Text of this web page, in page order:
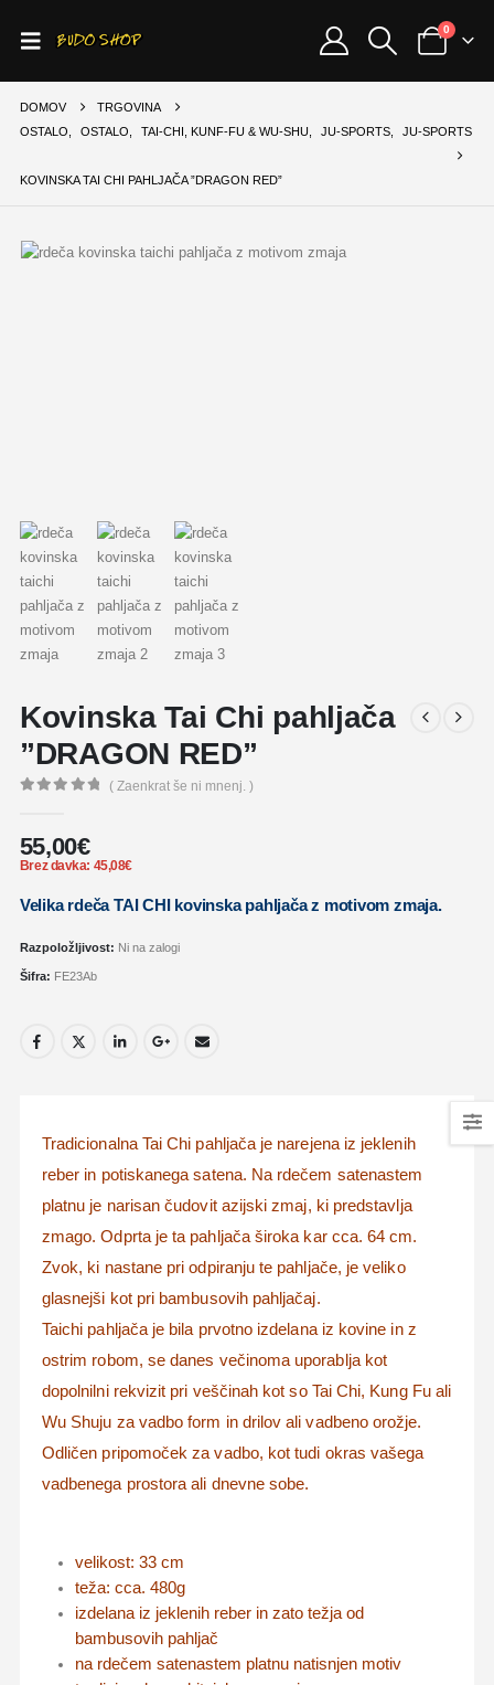
0
DOMOV
TRGOVINA
OSTALO
OSTALO TAI-CHI, KUNF-FU & WU-SHU JU-SPORTS, JU-SPORTS
KOVINSKA TAI CHI PAHLJAČA ”DRAGON RED”
Kovinska Tai Chi pahljača
”DRAGON RED”
( Zaenkrat še ni mnenj. )
55,00€
Brez davka: 45,08€
Velika rdeča TAI CHI kovinska pahljača z motivom zmaja.
Razpoložljivost: Ni na zalogi
Šifra: FE23Ab
Tradicionalna Tai Chi pahljača je narejena iz jeklenih
reber in potiskanega satena. Na rdečem satenastem
platnu je narisan čudovit azijski zmaj, ki predstavlja
zmago. Odprta je ta pahljača široka kar cca. 64 cm.
Zvok, ki nastane pri odpiranju te pahljače, je veliko
glasnejši kot pri bambusovih pahljačaj.
Taichi pahljača je bila prvotno izdelana iz kovine in z
ostrim robom, se danes večinoma uporablja kot
dopolnilni rekvizit pri veščinah kot so Tai Chi, Kung Fu ali
Wu Shuju za vadbo form in drilov ali vadbeno orožje.
Odličen pripomoček za vadbo, kot tudi okras vašega
vadbenega prostora ali dnevne sobe.
velikost: 33 cm
teža: cca. 480g
izdelana iz jeklenih reber in zato težja od
bambusovih pahljač
na rdečem satenastem platnu natisnjen motiv